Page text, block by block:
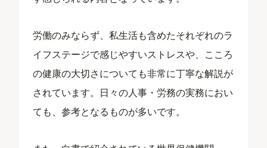
労働のみならず、私生活も含めたそれぞれのラ
イフステージで感じやすいストレスや、こころ
の健康の大切さについても非常に丁寧な解説が
されています。日々の人事・労務の実務におい
ても、参考となるものが多いです。